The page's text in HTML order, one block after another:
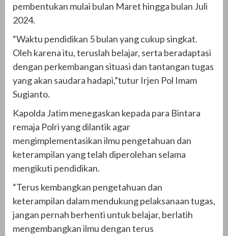
pembentukan mulai bulan Maret hingga bulan Juli
2024.
“Waktu pendidikan 5 bulan yang cukup singkat.
Oleh karena itu, teruslah belajar, serta beradaptasi
dengan perkembangan situasi dan tantangan tugas
yang akan saudara hadapi,”tutur Irjen Pol Imam
Sugianto.
Kapolda Jatim menegaskan kepada para Bintara
remaja Polri yang dilantik agar
mengimplementasikan ilmu pengetahuan dan
keterampilan yang telah diperolehan selama
mengikuti pendidikan.
“Terus kembangkan pengetahuan dan
keterampilan dalam mendukung pelaksanaan tugas,
jangan pernah berhenti untuk belajar, berlatih
mengembangkan ilmu dengan terus